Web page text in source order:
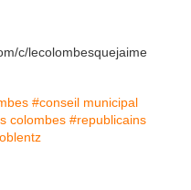
c/lecolombesquejaime
#conseil municipal
colombes #republicains